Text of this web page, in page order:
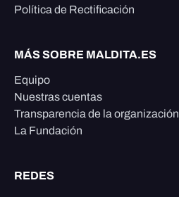
Política de Rectificación
MÁS SOBRE MALDITA.ES
Equipo
Nuestras cuentas
Transparencia de la organización
La Fundación
REDES